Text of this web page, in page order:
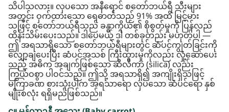
သိပါသလား။ လှပသော အနီရောင် စတော်ဘယ်ရီ သီးများ
အတွင်း ဝှက်ထားသော ရေဓာတ်သည် 91% အထိ မြင့်မား
သဖြင့် စတော်ဘယ်ရီသည် ခန္ဓာကိုယ်၏ စိုစွတ်မှုကို ပြန်လည်
ထိန်းသိမ်းပေးသည်။ ဒါပေမယ့် ဒါ တစ်ခုတည်း မဟုတ်ပါ —
ဤ အရသာရှိသော စတော်ဘယ်ရီများတွင် ဆံပင်ကျွတ်ခြင်းကို
လျှော့ချပေးပြီး ဆံပင်အသစ် ကြီးထွားမှုကိုလည်း လှုံ့ဆော်ပေး
သည့် အဓိက အချက်ဖြစ်သော ဆီလီကာ (silica) လည်း
ကြွယ်ဝစွာ ပါဝင်သည်။ ဤသို့ အရသာရှိ၍ အကျိုးရှိသဖြင့်
မကြာခဏ စားသုံးပါက အရသာရော လှပသော ဆံပင်ရော နှစ်
မျိုးစလုံး ရရှိမည်ဖြစ်သည်။